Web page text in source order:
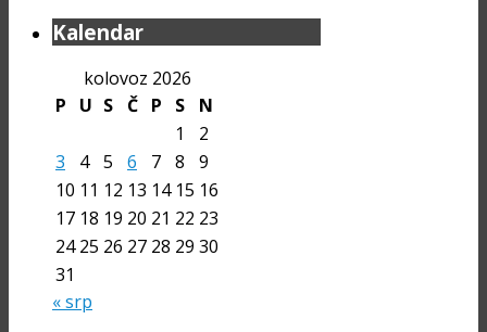
Kalendar
kolovoz 2026
P
U S Č P S
N
1
2
3
4 5 6 7 8
9
10 11 12 13 14 15 16
17 18 19 20 21 22 23
24 25 26 27 28 29 30
31
« srp